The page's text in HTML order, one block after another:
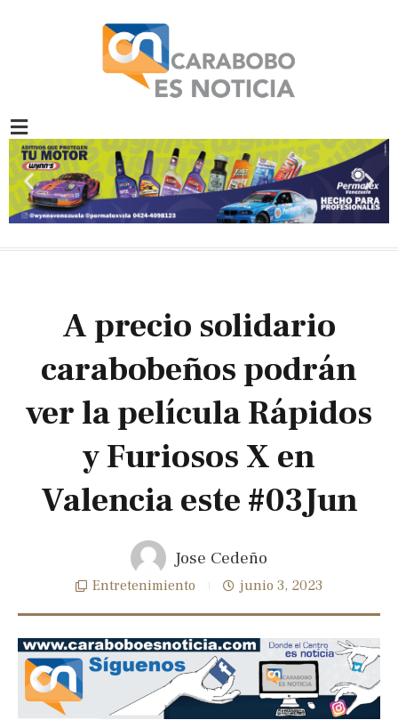
Previous
slide
A precio solidario
carabobeños podrán
ver la película Rápidos
y Furiosos X en
Valencia este #03Jun
Jose Cedeño
Entretenimiento junio 3, 2023
Previous
slide
Next
slide